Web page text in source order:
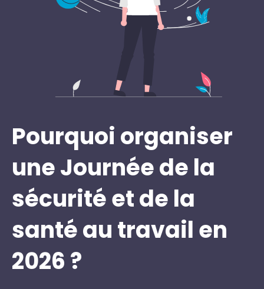
Pourquoi organiser
une Journée de la
sécurité et de la
santé au travail en
2026 ?